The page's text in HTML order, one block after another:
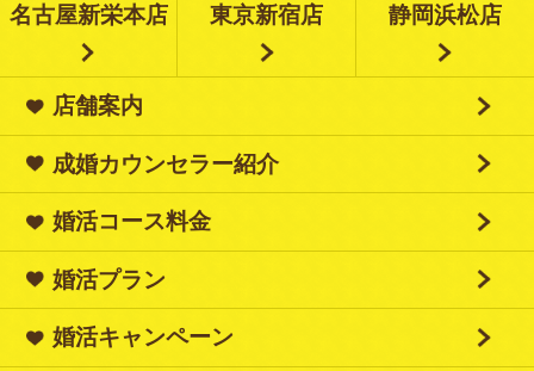
名古屋新栄本店 東京新宿店 静岡浜松店
店舗案内
成婚カウンセラー紹介
婚活コース料金
婚活プラン
婚活キャンペーン